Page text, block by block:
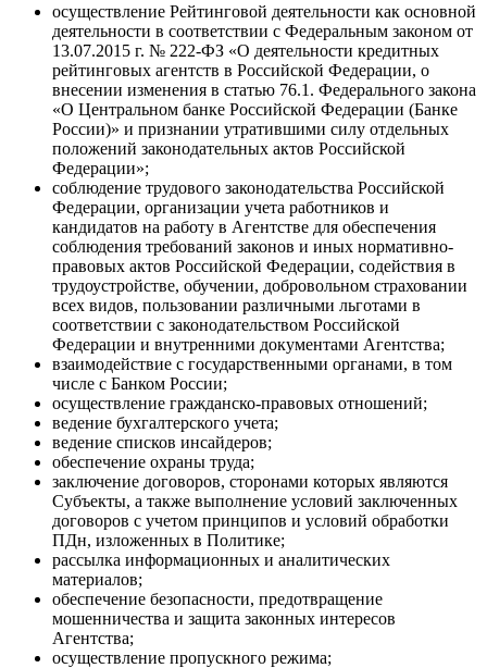
осуществление Рейтинговой деятельности как основной
деятельности в соответствии с Федеральным законом от
13.07.2015 г. № 222-ФЗ «О деятельности кредитных
рейтинговых агентств в Российской Федерации, о
внесении изменения в статью 76.1. Федерального закона
«О Центральном банке Российской Федерации (Банке
России)» и признании утратившими силу отдельных
положений законодательных актов Российской
Федерации»;
соблюдение трудового законодательства Российской
Федерации, организации учета работников и
кандидатов на работу в Агентстве для обеспечения
соблюдения требований законов и иных нормативно-
правовых актов Российской Федерации, содействия в
трудоустройстве, обучении, добровольном страховании
всех видов, пользовании различными льготами в
соответствии с законодательством Российской
Федерации и внутренними документами Агентства;
взаимодействие с государственными органами, в том
числе с Банком России;
осуществление гражданско-правовых отношений;
ведение бухгалтерского учета;
ведение списков инсайдеров;
обеспечение охраны труда;
заключение договоров, сторонами которых являются
Субъекты, а также выполнение условий заключенных
договоров с учетом принципов и условий обработки
ПДн, изложенных в Политике;
рассылка информационных и аналитических
материалов;
обеспечение безопасности, предотвращение
мошенничества и защита законных интересов
Агентства;
осуществление пропускного режима;